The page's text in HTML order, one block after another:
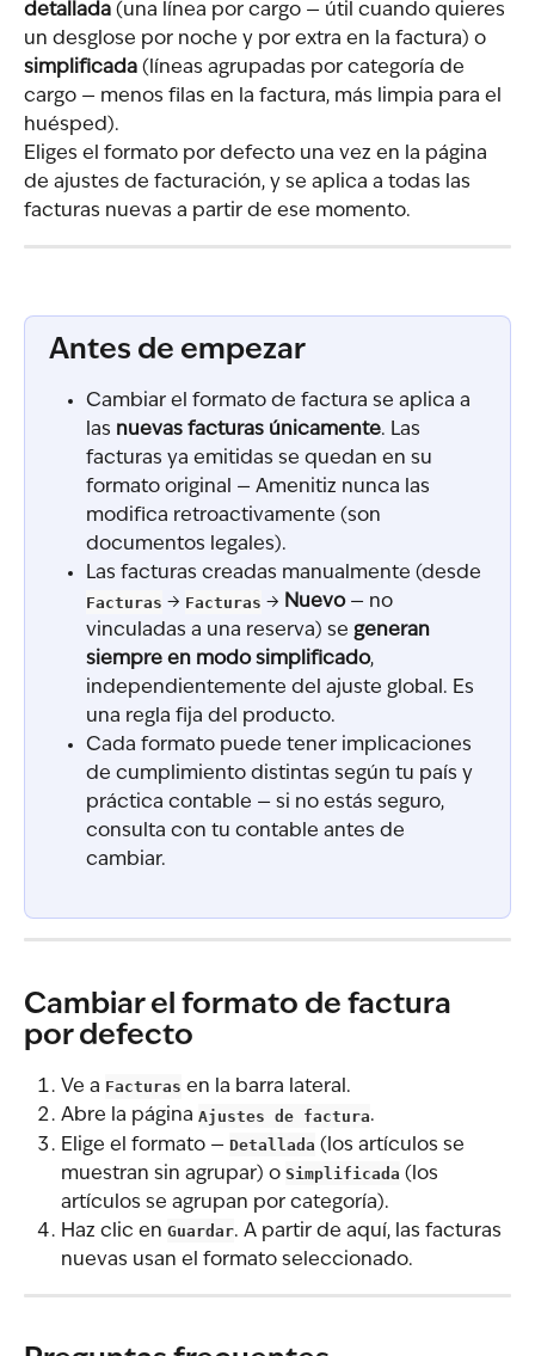
detallada (una línea por cargo — útil cuando quieres
un desglose por noche y por extra en la factura) o
simplificada (líneas agrupadas por categoría de
cargo — menos filas en la factura, más limpia para el
huésped).
Eliges el formato por defecto una vez en la página
de ajustes de facturación, y se aplica a todas las
facturas nuevas a partir de ese momento.
Antes de empezar
Cambiar el formato de factura se aplica a
las nuevas facturas únicamente. Las
facturas ya emitidas se quedan en su
formato original — Amenitiz nunca las
modifica retroactivamente (son
documentos legales).
Las facturas creadas manualmente (desde
Facturas → Facturas → Nuevo — no
vinculadas a una reserva) se generan
siempre en modo simplificado,
independientemente del ajuste global. Es
una regla fija del producto.
Cada formato puede tener implicaciones
de cumplimiento distintas según tu país y
práctica contable — si no estás seguro,
consulta con tu contable antes de
cambiar.
Cambiar el formato de factura
por defecto
Ve a Facturas en la barra lateral.
Abre la página Ajustes de factura.
Elige el formato — Detallada (los artículos se
muestran sin agrupar) o Simplificada (los
artículos se agrupan por categoría).
Haz clic en Guardar. A partir de aquí, las facturas
nuevas usan el formato seleccionado.